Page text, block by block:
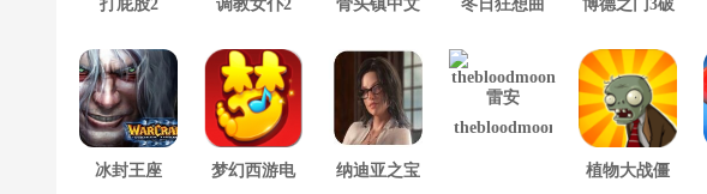
打屁股2 调教女仆2 骨头镇中文 冬日狂想曲
版
博德之门3破
冰封王座 梦幻西游电 纳迪亚之宝
thebloodmoon
植物大战僵